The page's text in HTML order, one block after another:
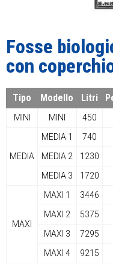
Fosse
con
Tipo Modello Litri
MINI MINI 450
MEDIA
MEDIA 1 740
MEDIA 2
1230
MEDIA 3
1720
MAXI
MAXI 1 3446
MAXI 2
5375
MAXI 3
7295
MAXI 4
9215